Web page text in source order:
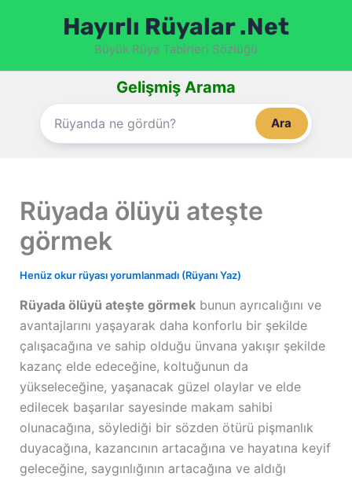
Hayırlı Rüyalar .Net
Büyük Rüya Tabirleri Sözlüğü
Gelişmiş Arama
Ara
Rüyada ölüyü ateşte
görmek
Henüz okur rüyası yorumlanmadı (Rüyanı Yaz)
Rüyada ölüyü ateşte görmekbunun ayrıcalığını ve
avantajlarını yaşayarak daha konforlu bir şekilde
çalışacağına ve sahip olduğu ünvana yakışır şekilde
kazanç elde edeceğine, koltuğunun da
yükseleceğine, yaşanacak güzel olaylar ve elde
edilecek başarılar sayesinde makam sahibi
olunacağına, söylediği bir sözden ötürü pişmanlık
duyacağına, kazancının artacağına ve hayatına keyif
geleceğine, saygınlığının artacağına ve aldığı